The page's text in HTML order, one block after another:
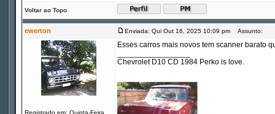
Voltar ao Topo
ewerton Enviada: Qui Out 16, 2025 10:09 pm Assunto:
Registrado em: Quinta-Feira,
Esses carros mais novos tem scanner barato
Chevrolet D10 CD 1984 Perko is love.